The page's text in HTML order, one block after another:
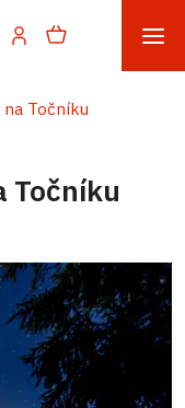
Točníku
Točníku